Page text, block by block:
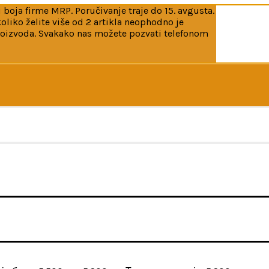
firme MRP. Poručivanje traje do 15. avgusta.
želite više od 2 artikla neophodno je
Svakako nas možete pozvati telefonom
info@flakhobby.com sa preciznim šiframa proizvoda.